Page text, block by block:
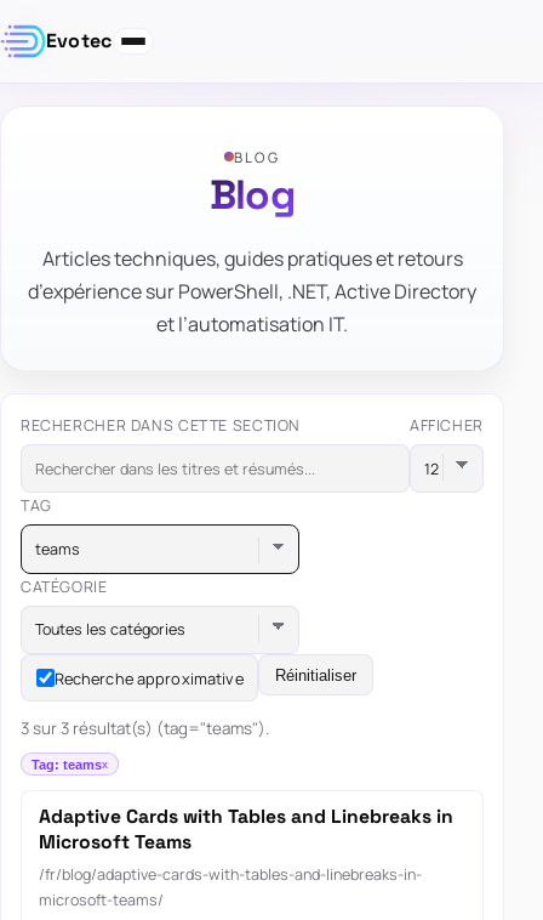
Evotec
BLOG
Blog
Articles techniques, guides pratiques et retours
d’expérience sur PowerShell, .NET, Active Directory
et l’automatisation IT.
RECHERCHER DANS CETTE SECTION AFFICHER
TAG
teams
CATÉGORIE
Toutes les catégories
Recherche approximative Réinitialiser
3 sur 3 résultat(s) (tag="teams").
Tag: teams
Adaptive Cards with Tables and Linebreaks in
Microsoft Teams
/fr/blog/adaptive-cards-with-tables-and-linebreaks-in-
microsoft-teams/